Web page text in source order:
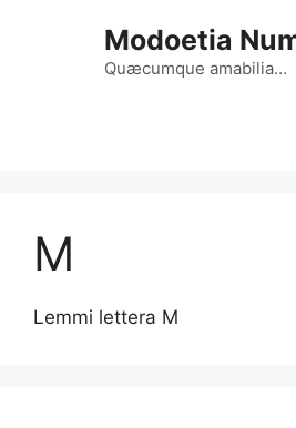
Modoetia
Quæcumque amabilia…
M
Lemmi lettera M